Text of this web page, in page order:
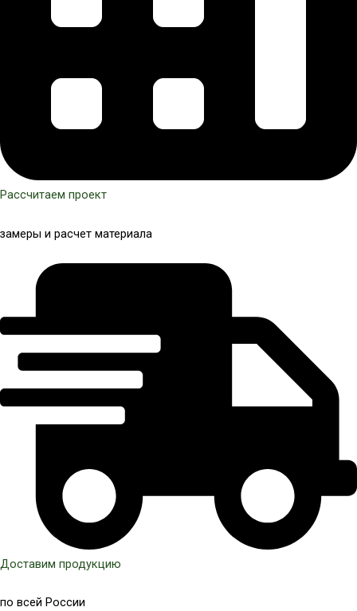
Рассчитаем проект
замеры и расчет материала
Доставим продукцию
по всей России